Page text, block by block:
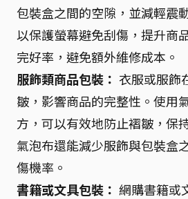
包裝盒之間的空隙，並減輕震
以保護螢幕避免刮傷，提升商
完好率，避免額外維修成本。
服飾類商品包裝： 衣服或服飾
皺，影響商品的完整性。使用
方，可以有效地防止褶皺，保
氣泡布還能減少服飾與包裝盒
傷機率。
書籍或文具包裝： 網購書籍或